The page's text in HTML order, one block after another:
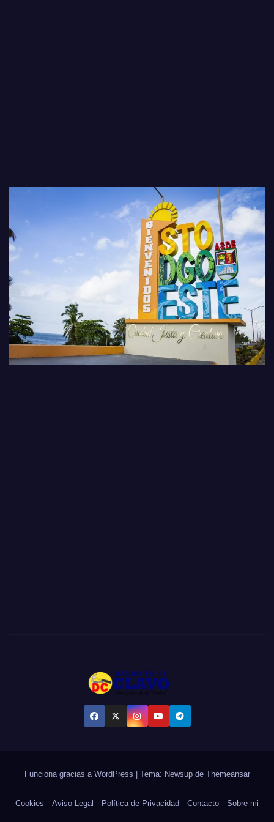
Funciona gracias a WordPress | Tema: Newsupde Themeansar
Cookies Aviso Legal Política de Privacidad Contacto Sobre mi